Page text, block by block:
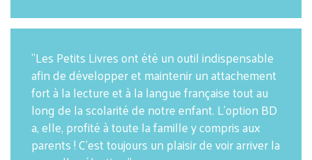
"Les Petits Livres ont été un outil indispensable
afin de développer et maintenir un attachement
fort à la lecture et à la langue française tout au
long de la scolarité de notre enfant. L'option BD
a, elle, profité à toute la famille y compris aux
parents ! C'est toujours un plaisir de voir arriver la